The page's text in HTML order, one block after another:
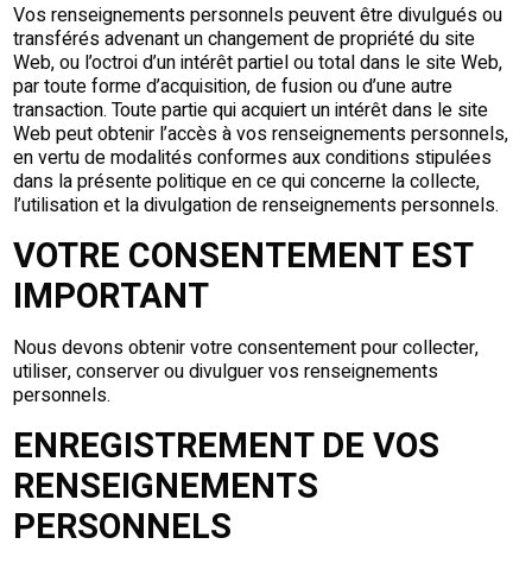
Vos renseignements personnels peuvent être divulgués ou
transférés advenant un changement de propriété du site
Web, ou l’octroi d’un intérêt partiel ou total dans le site Web,
par toute forme d’acquisition, de fusion ou d’une autre
transaction. Toute partie qui acquiert un intérêt dans le site
Web peut obtenir l’accès à vos renseignements personnels,
en vertu de modalités conformes aux conditions stipulées
dans la présente politique en ce qui concerne la collecte,
l’utilisation et la divulgation de renseignements personnels.
VOTRE CONSENTEMENT EST
IMPORTANT
Nous devons obtenir votre consentement pour collecter,
utiliser, conserver ou divulguer vos renseignements
personnels.
ENREGISTREMENT DE VOS
RENSEIGNEMENTS
PERSONNELS